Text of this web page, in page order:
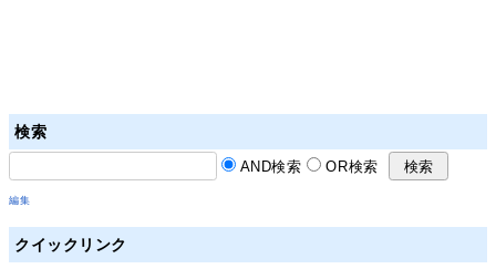
検索
AND検索 OR検索
編集
クイックリンク